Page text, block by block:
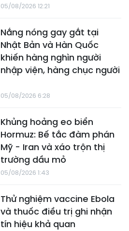
05/08/2026 12:21
Nắng nóng gay gắt tại
Nhật Bản và Hàn Quốc
khiến hàng nghìn người
nhập viện, hàng chục người
05/08/2026 6:28
Khủng hoảng eo biển
Hormuz: Bế tắc đàm phán
Mỹ - Iran và xáo trộn thị
trường dầu mỏ
05/08/2026 1:43
Thử nghiệm vaccine Ebola
và thuốc điều trị ghi nhận
tín hiệu khả quan